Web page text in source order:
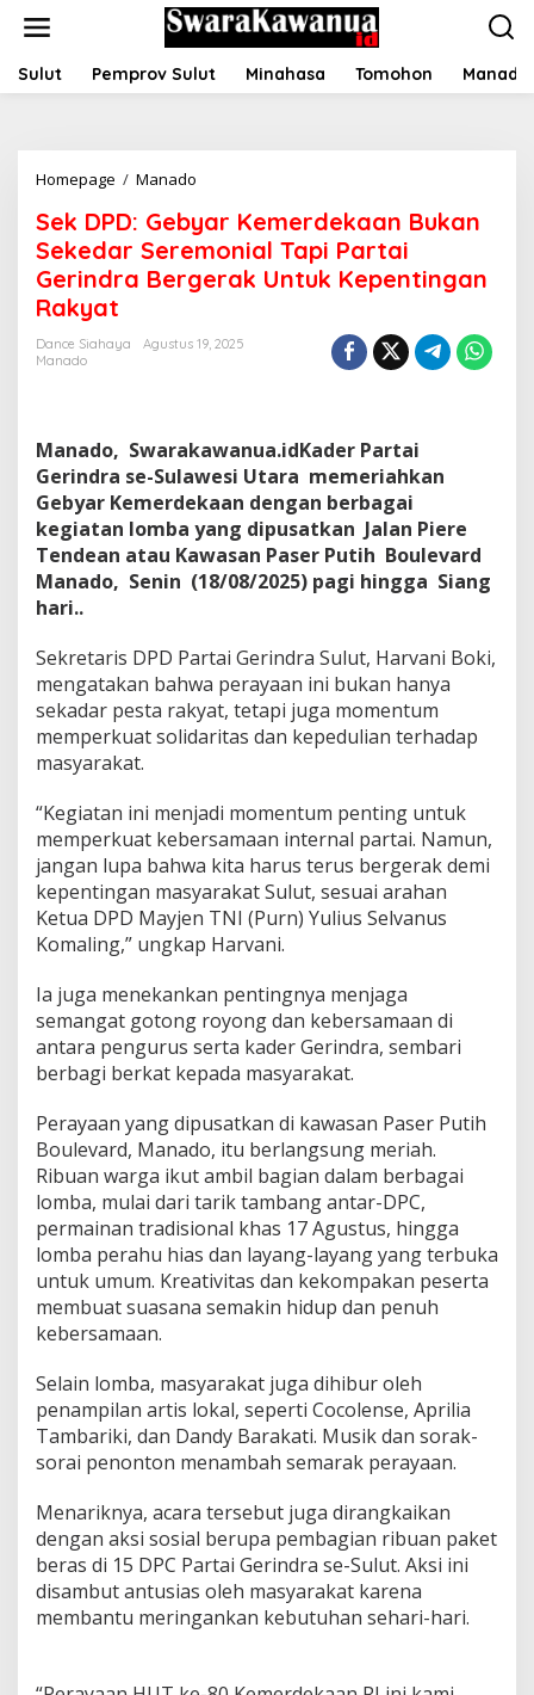
Sulut Pemprov Sulut Minahasa Tomohon Manado
Homepage / Manado
Gebyar
Kemerdekaan
Bukan
Sekedar
Partai
Rakyat
Sek DPD: Gebyar Kemerdekaan Bukan
Sekedar Seremonial Tapi Partai
Gerindra Bergerak Untuk Kepentingan
Rakyat
Dance Siahaya
Agustus 19, 2025
Manado
Manado, Swarakawanua.idKader Partai
Gerindra se-Sulawesi Utara memeriahkan
Gebyar Kemerdekaan dengan berbagai
kegiatan lomba yang dipusatkan Jalan Piere
Tendean atau Kawasan Paser Putih Boulevard
Manado, Senin (18/08/2025) pagi hingga Siang
hari..
Sekretaris DPD Partai Gerindra Sulut, Harvani Boki,
mengatakan bahwa perayaan ini bukan hanya
sekadar pesta rakyat, tetapi juga momentum
memperkuat solidaritas dan kepedulian terhadap
masyarakat.
“Kegiatan ini menjadi momentum penting untuk
memperkuat kebersamaan internal partai. Namun,
jangan lupa bahwa kita harus terus bergerak demi
kepentingan masyarakat Sulut, sesuai arahan
Ketua DPD Mayjen TNI (Purn) Yulius Selvanus
Komaling,” ungkap Harvani.
Ia juga menekankan pentingnya menjaga
semangat gotong royong dan kebersamaan di
antara pengurus serta kader Gerindra, sembari
berbagi berkat kepada masyarakat.
Perayaan yang dipusatkan di kawasan Paser Putih
Boulevard, Manado, itu berlangsung meriah.
Ribuan warga ikut ambil bagian dalam berbagai
lomba, mulai dari tarik tambang antar-DPC,
permainan tradisional khas 17 Agustus, hingga
lomba perahu hias dan layang-layang yang terbuka
untuk umum. Kreativitas dan kekompakan peserta
membuat suasana semakin hidup dan penuh
kebersamaan.
Selain lomba, masyarakat juga dihibur oleh
penampilan artis lokal, seperti Cocolense, Aprilia
Tambariki, dan Dandy Barakati. Musik dan sorak-
sorai penonton menambah semarak perayaan.
Menariknya, acara tersebut juga dirangkaikan
dengan aksi sosial berupa pembagian ribuan paket
beras di 15 DPC Partai Gerindra se-Sulut. Aksi ini
disambut antusias oleh masyarakat karena
membantu meringankan kebutuhan sehari-hari.